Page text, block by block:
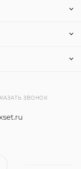
ЗВОНОК